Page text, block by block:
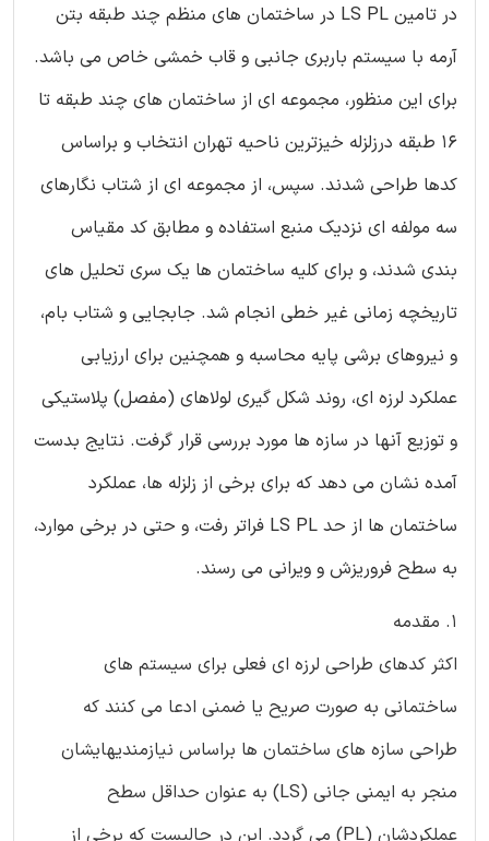
در تامین LS PL در ساختمان های منظم چند طبقه بتن
آرمه با سیستم باربری جانبی و قاب خمشی خاص می باشد.
برای این منظور، مجموعه ای از ساختمان های چند طبقه تا
16 طبقه درزلزله خیزترین ناحیه تهران انتخاب و براساس
کدها طراحی شدند. سپس، از مجموعه ای از شتاب نگارهای
سه مولفه ای نزدیک منبع استفاده و مطابق کد مقیاس
بندی شدند، و برای کلیه ساختمان ها یک سری تحلیل های
تاریخچه زمانی غیر خطی انجام شد. جابجایی و شتاب بام،
و نیروهای برشی پایه محاسبه و همچنین برای ارزیابی
عملکرد لرزه ای، روند شکل گیری لولاهای (مفصل) پلاستیکی
و توزیع آنها در سازه ها مورد بررسی قرار گرفت. نتایج بدست
آمده نشان می دهد که برای برخی از زلزله ها، عملکرد
ساختمان ها از حد LS PL فراتر رفت، و حتی در برخی موارد،
به سطح فروریزش و ویرانی می رسند.
1. مقدمه
اکثر کدهای طراحی لرزه ای فعلی برای سیستم های
ساختمانی به صورت صریح یا ضمنی ادعا می کنند که
طراحی سازه های ساختمان ها براساس نیازمندیهایشان
منجر به ایمنی جانی (LS) به عنوان حداقل سطح
عملکردشان (PL) می گردد. این در حالیست که برخی از